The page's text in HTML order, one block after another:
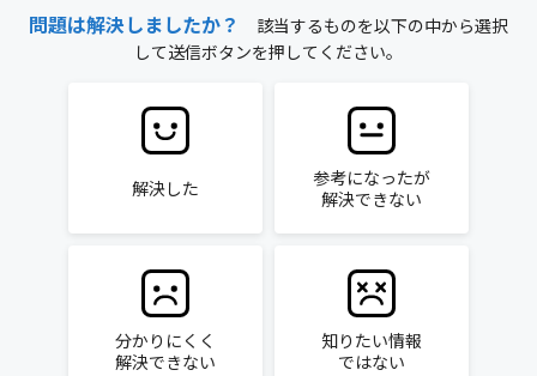
問題は解決しましたか？
該当するものを以下の中から選択
して送信ボタンを押してください。
解決した
参考になったが
解決できない
分かりにくく
解決できない
知りたい情報
ではない